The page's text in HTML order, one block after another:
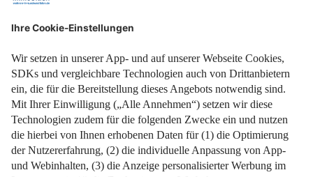
Wie man Grenzsteine findet, was sie bedeuten und was zu
tun ist, wenn sie fehlen.
Weiterlesen